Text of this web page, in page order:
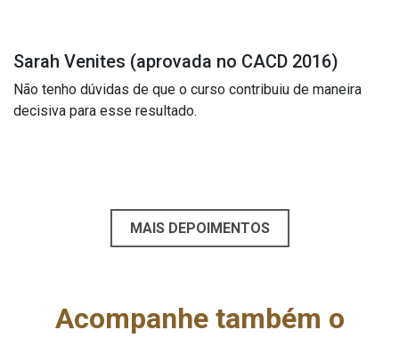
Sarah Venites (aprovada no CACD 2016)
Não tenho dúvidas de que o curso contribuiu de maneira
decisiva para esse resultado.
MAIS DEPOIMENTOS
Acompanhe também o